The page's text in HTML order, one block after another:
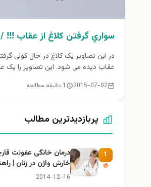
سواري گرفتن كلاغ از عقاب !!!
در این تصاویر یک کلاغ در حال کولی
عقاب دیده می شود. این تصاویر را یک
2015-07-02 1 دقیقه مطالعه
پربازدیدترین مطالب
1
درمان خانگی عفونت
خارش واژن در زنان |
ایمن و کاربردی
2014-12-16